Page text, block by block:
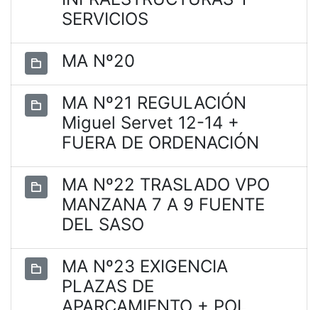
SERVICIOS
MA Nº20
MA Nº21 REGULACIÓN
Miguel Servet 12-14 +
FUERA DE ORDENACIÓN
MA Nº22 TRASLADO VPO
MANZANA 7 A 9 FUENTE
DEL SASO
MA Nº23 EXIGENCIA
PLAZAS DE